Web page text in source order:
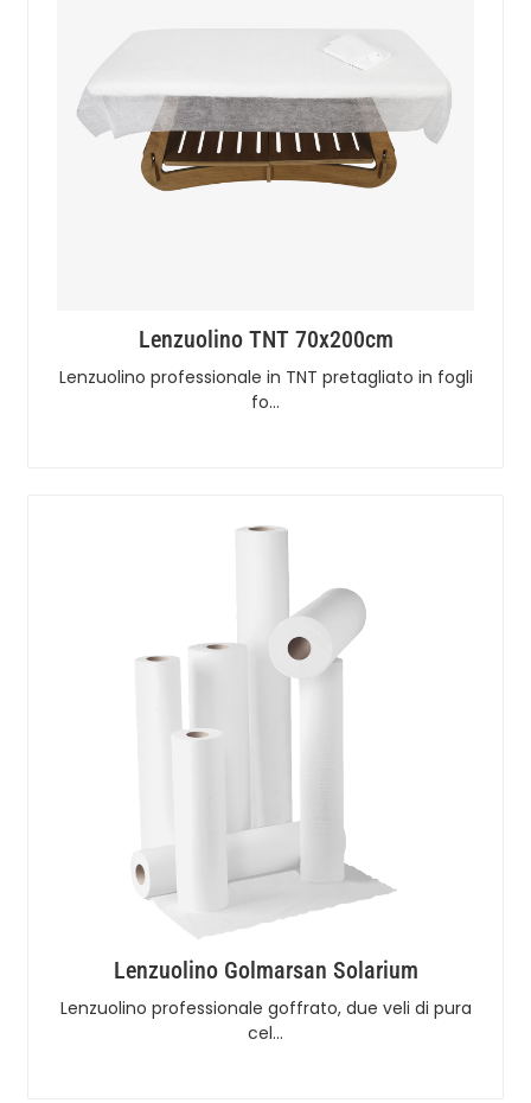
Lenzuolino TNT 70x200cm
Lenzuolino professionale in TNT pretagliato in fogli
fo…
Lenzuolino Golmarsan Solarium
Lenzuolino professionale goffrato, due veli di pura
cel…